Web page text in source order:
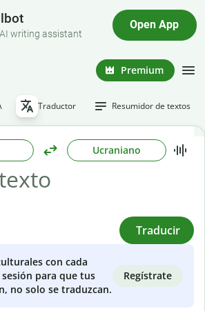
writing assistant
Open App
Premium
Traductor Resumidor de textos
Ucraniano
Traducir
con cada
para que tus
no solo se traduzcan.
Regístrate